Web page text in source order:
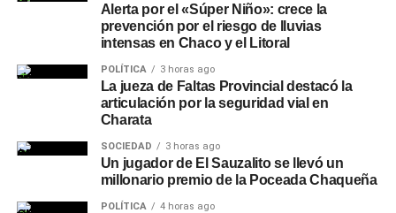
Alerta por el «Súper Niño»: crece la
prevención por el riesgo de lluvias
intensas en Chaco y el Litoral
POLÍTICA 3 horas ago
La jueza de Faltas Provincial destacó la
articulación por la seguridad vial en
Charata
SOCIEDAD 3 horas ago
Un jugador de El Sauzalito se llevó un
millonario premio de la Poceada Chaqueña
POLÍTICA 4 horas ago